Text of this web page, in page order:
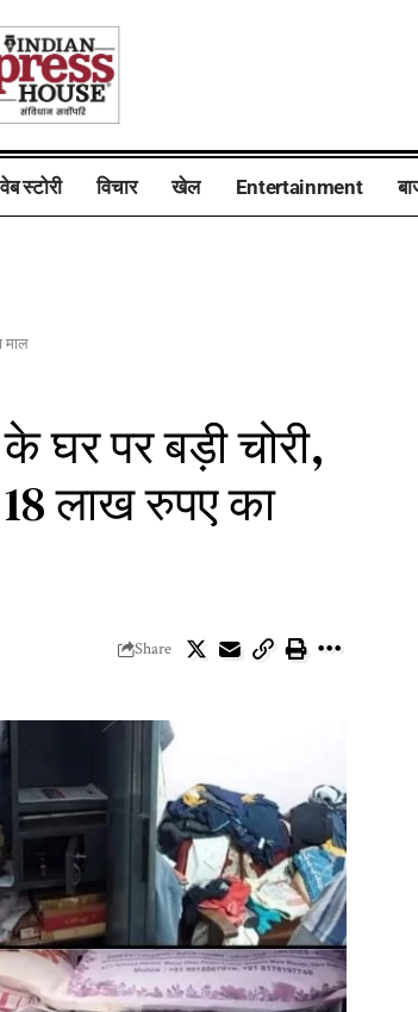
वेब स्टोरी विचार खेल Entertainment
माल
घर पर बड़ी चोरी,
18 लाख रुपए का
Share